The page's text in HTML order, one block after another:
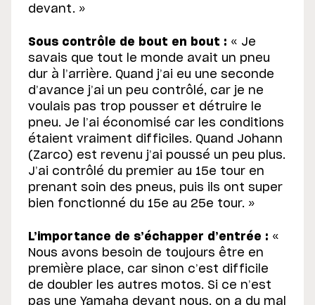
devant. »
Sous contrôle de bout en bout : « Je
savais que tout le monde avait un pneu
dur à l’arrière. Quand j’ai eu une seconde
d’avance j’ai un peu contrôlé, car je ne
voulais pas trop pousser et détruire le
pneu. Je l’ai économisé car les conditions
étaient vraiment difficiles. Quand Johann
(Zarco) est revenu j’ai poussé un peu plus.
J’ai contrôlé du premier au 15e tour en
prenant soin des pneus, puis ils ont super
bien fonctionné du 15e au 25e tour. »
L’importance de s’échapper d’entrée : «
Nous avons besoin de toujours être en
première place, car sinon c’est difficile
de doubler les autres motos. Si ce n’est
pas une Yamaha devant nous, on a du mal